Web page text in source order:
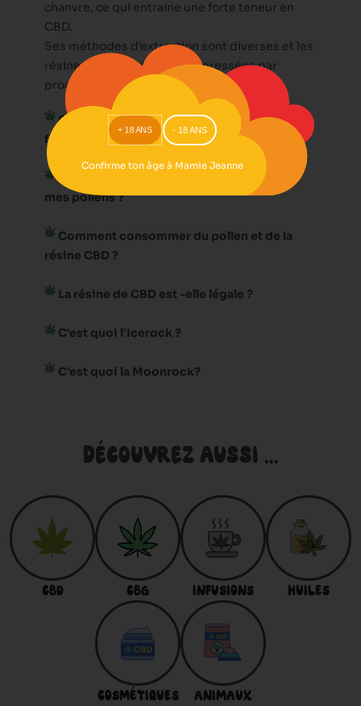
chanvre, ce qui entraine une forte teneur en
CBD.
Ses méthodes d’extraction sont diverses et les
résines sont généralement pressées par
procédures thermiques.
Quel est la différence entre la résine et la
fleur ?
Comment conserver ma résine de CBD et
mes pollens ?
Comment consommer du pollen et de la
résine CBD ?
La résine de CBD est -elle légale ?
C’est quoi l’Icerock ?
C’est quoi la Moonrock?
DÉCOUVREZ AUSSI ...
CBD CBG INFUSIONS HUILES
COSMÉTIQUES ANIMAUX
+ 18 ANS - 18 ANS
Confirme ton âge à Mamie Jeanne